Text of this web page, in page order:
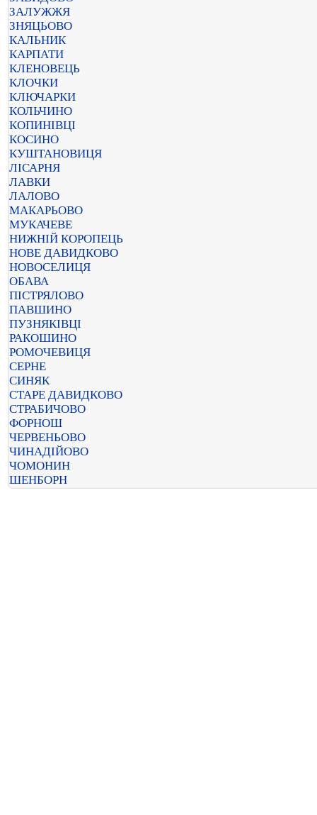
ЗАЛУЖЖЯ
ЗНЯЦЬОВО
КАЛЬНИК
КАРПАТИ
КЛЕНОВЕЦЬ
КЛОЧКИ
КЛЮЧАРКИ
КОЛЬЧИНО
КОПИНІВЦІ
КОСИНО
КУШТАНОВИЦЯ
ЛІСАРНЯ
ЛАВКИ
ЛАЛОВО
МАКАРЬОВО
МУКАЧЕВЕ
НИЖНІЙ КОРОПЕЦЬ
НОВЕ ДАВИДКОВО
НОВОСЕЛИЦЯ
ОБАВА
ПІСТРЯЛОВО
ПАВШИНО
ПУЗНЯКІВЦІ
РАКОШИНО
РОМОЧЕВИЦЯ
СЕРНЕ
СИНЯК
СТАРЕ ДАВИДКОВО
СТРАБИЧОВО
ФОРНОШ
ЧЕРВЕНЬОВО
ЧИНАДІЙОВО
ЧОМОНИН
ШЕНБОРН